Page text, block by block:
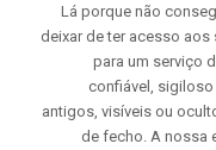
Lá porque não
deixar de ter acesso
para um serviço
confiável,
antigos, visíveis ou
de fecho. A nossa